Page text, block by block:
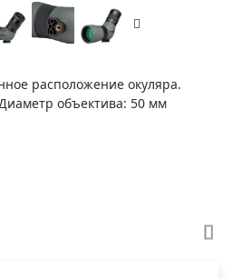
расположение окуляра.
объектива: 50 мм